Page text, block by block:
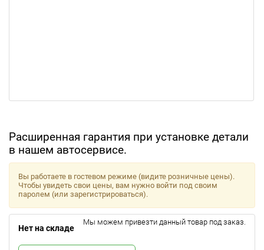
Расширенная гарантия при установке детали
в нашем автосервисе.
Вы работаете в гостевом режиме (видите розничные цены).
Чтобы увидеть свои цены, вам нужно войти под своим
паролем (или зарегистрироваться).
Нет на складе
Мы можем привезти данный товар под заказ.